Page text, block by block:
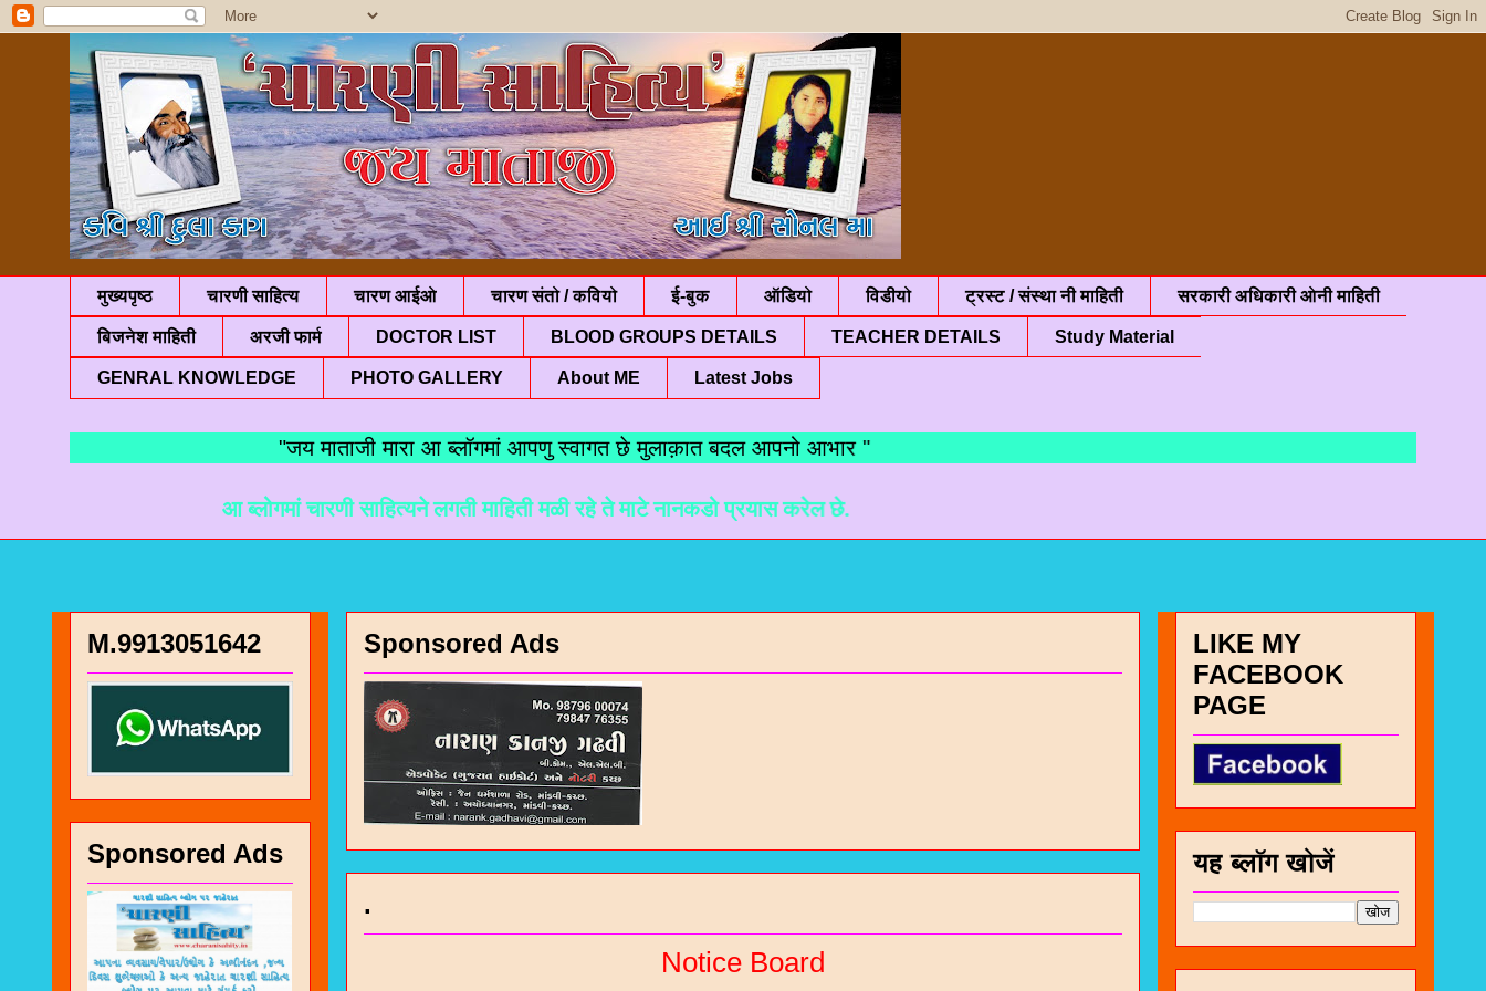
मुख्यपृष्ठ चारणी साहित्य चारण आईओ चारण संतो / कवियो ई-बुक ऑडियो विडीयो ट्रस्ट / संस्था नी माहिती सरकारी अधिकारी ओनी माहिती
बिजनेश माहिती अरजी फार्म DOCTOR LIST BLOOD GROUPS DETAILS TEACHER DETAILS Study Material
GENRAL KNOWLEDGE PHOTO GALLERY About ME Latest Jobs
"जय माताजी मारा आ ब्लॉगमां आपणु स्वागत छे मुलाक़ात बदल आपनो आभार "
आ ब्लोगमां चारणी साहित्यने लगती माहिती मळी रहे ते माटे नानकडो प्रयास करेल छे.
Sponsored Ads
.
Notice Board
M.9913051642
Sponsored Ads
LIKE MY
FACEBOOK
PAGE
यह ब्लॉग खोजें